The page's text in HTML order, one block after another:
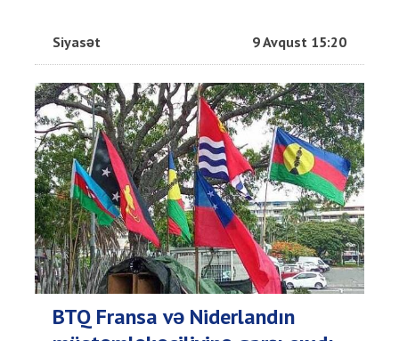
Siyasət 9 Avqust 15:20
BTQ Fransa və Niderlandın